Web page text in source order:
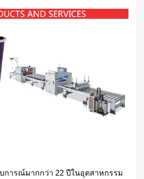
การณ์มากกว่า 22 ปีในอุตสาหกรรม